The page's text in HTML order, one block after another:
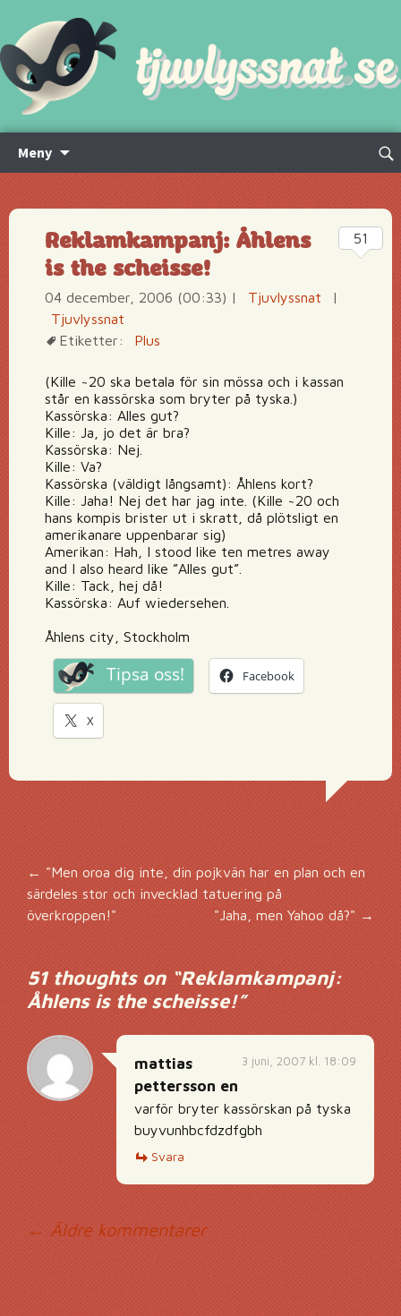
Meny
innehåll
Sök
Reklamkampanj: Åhlens
is the scheisse!
04 december, 2006 (00:33) | Tjuvlyssnat
|
Tjuvlyssnat
Etiketter:
Plus
(Kille ~20 ska betala för sin mössa och i kassan
står en kassörska som bryter på tyska.)
Kassörska: Alles gut?
Kille: Ja, jo det är bra?
Kassörska: Nej.
Kille: Va?
Kassörska (väldigt långsamt): Åhlens kort?
Kille: Jaha! Nej det har jag inte. (Kille ~20 och
hans kompis brister ut i skratt, då plötsligt en
amerikanare uppenbarar sig)
Amerikan: Hah, I stood like ten metres away
and I also heard like ”Alles gut”.
Kille: Tack, hej då!
Kassörska: Auf wiedersehen.
Åhlens city, Stockholm
Tipsa oss! Facebook
X
51
Inläggsnavigering
←"Men oroa dig inte, din pojkvän har en plan och en
särdeles stor och invecklad tatuering på
överkroppen!"
"Jaha, men Yahoo då?"→
51 thoughts on “Reklamkampanj:
Åhlens is the scheisse!”
3 juni, 2007 kl. 18:09
mattias
pettersson en
varför bryter kassörskan på tyska
buyvunhbcfdzdfgbh
Svara
← Äldre kommentarer